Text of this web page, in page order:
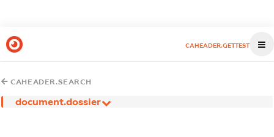
CAHEADER.GETTEST
CAHEADER.SEARCH
document.dossier